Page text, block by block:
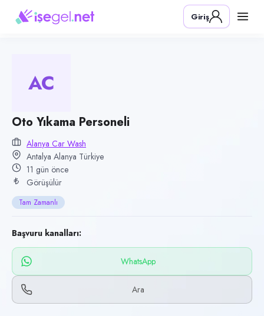
Pozisyon
Oto Yıkama Personeli
Kategori
Konum
Alanya, Antalya
Çalışma şekli
Tam Zamanlı · Ofis
Yayın tarihi
28 Temmuz 2026
Son geçerlilik
26 Ekim 2026
Başvuru kanalları
WhatsApp, Telefon
Giriş
AC
Oto Yıkama Personeli
Alanya Car Wash
Antalya Alanya Türkiye
11 gün önce
Görüşülür
Tam Zamanlı
Başvuru kanalları:
WhatsApp
Ara